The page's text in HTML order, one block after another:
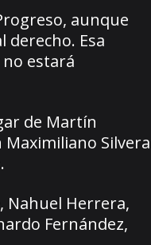
aunque
Esa
estará
de Martín
Silvera
Nahuel Herrera,
Fernández,